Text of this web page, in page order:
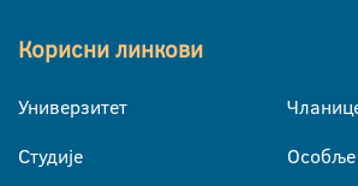
Корисни линкови
Универзитет
Студије
Особље